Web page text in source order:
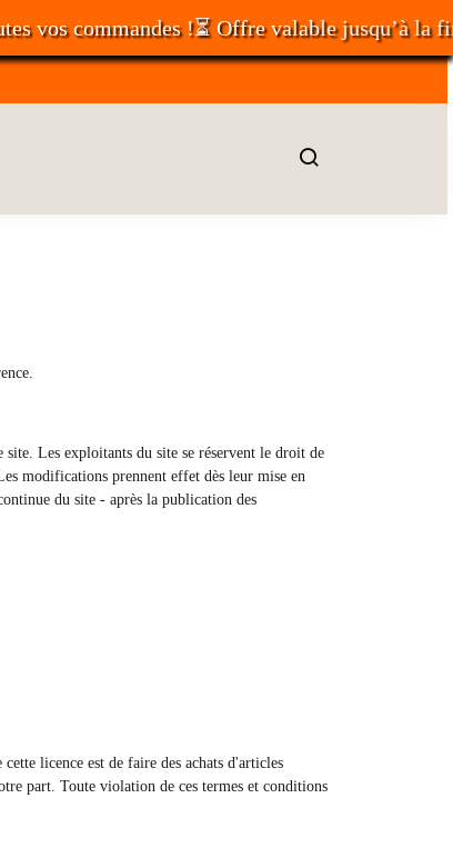
Les exploitants du site se réservent le droit de
modifications prennent effet dès leur mise en
du site - après la publication des
licence est de faire des achats d'articles
part. Toute violation de ces termes et conditions
!⏳ Offre valable jusqu’à la fin du